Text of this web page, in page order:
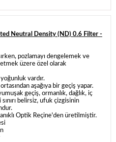
Neutral Density (ND) 0.6 Filter -
pozlamayı dengelemek ve
etmek üzere özel olarak
vardır.
aşağıya bir geçiş yapar.
geçiş, ormanlık, dağlık, iç
sınırı belirsiz, ufuk çizgisinin
Optik Reçine'den üretilmiştir.